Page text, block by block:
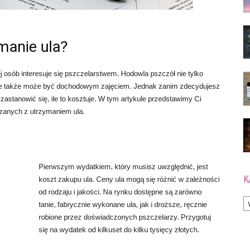
ula?
interesuje się pszczelarstwem. Hodowla pszczół nie tylko
także może być dochodowym zajęciem. Jednak zanim zdecydujesz
zastanowić się, ile to kosztuje. W tym artykule przedstawimy Ci
z utrzymaniem ula.
Pierwszym wydatkiem, który musisz uwzględnić, jest
koszt zakupu ula. Ceny ula mogą się różnić w zależności
od rodzaju i jakości. Na rynku dostępne są zarówno
tanie, fabrycznie wykonane ula, jak i droższe, ręcznie
robione przez doświadczonych pszczelarzy. Przygotuj
się na wydatek od kilkuset do kilku tysięcy złotych.